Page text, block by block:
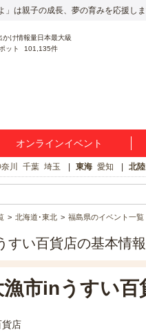
は親子の成長、夢の育みを応援しま
ット 101,135件
オンラインイベント
川 千葉 埼玉 東海 愛知 北
北海道･東北 福島県のイベント一覧
すい百貨店の基本情報
市inうすい百
店